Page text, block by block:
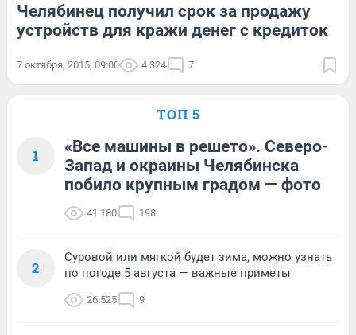
Челябинец получил срок за продажу
устройств для кражи денег с кредиток
7 октября, 2015, 09:00 4 324 7
ТОП 5
1
«Все машины в решето». Северо-
Запад и окраины Челябинска
побило крупным градом — фото
41 180 198
2
Суровой или мягкой будет зима, можно узнать
по погоде 5 августа — важные приметы
26 525 9